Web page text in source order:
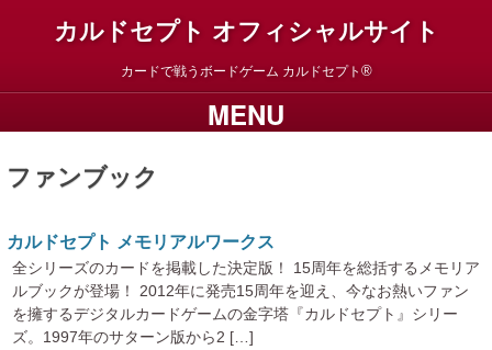
カルドセプト オフィシャルサイト
カードで戦うボードゲーム カルドセプト
MENU
ファンブック
カルドセプト メモリアルワークス
全シリーズのカードを掲載した決定版！ 15周年を総括するメモリア
ルブックが登場！ 2012年に発売15周年を迎え、今なお熱いファン
を擁するデジタルカードゲームの金字塔『カルドセプト』シリー
ズ。1997年のサターン版から2 […]